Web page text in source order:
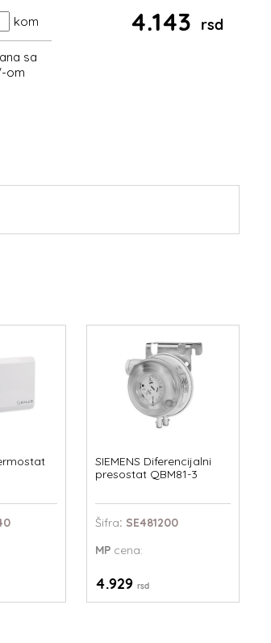
kom
sa
om
4.143 rsd
SIEMENS Diferencijalni
presostat QBM81-3
Šifra: SE481200
MP cena:
4.929rsd